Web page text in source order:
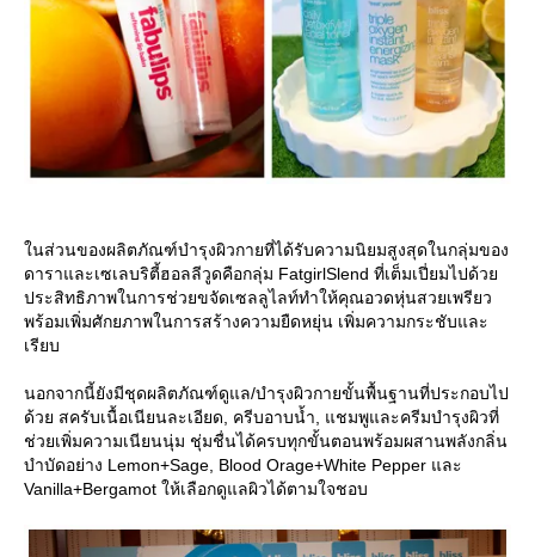
นส่วนของผลิตภัณฑ์บำรุงผิวกายที่ได้รับความนิยมสูงสุดในกลุ่มของ
ดาราและเซเลบริตี้ฮอลลีวูดคือกลุ่ม FatgirlSlend ที่เต็มเปี่ยมไปด้ว
ประสิทธิภาพในการช่วยขจัดเซลลูไลท์ทำให้คุณอวดหุ่นสวยเพรียว
พร้อมเพิ่มศักยภาพในการสร้างความยืดหยุ่น เพิ่มความกระชับและ
เรียบ
นอกจากนี้ยังมีชุดผลิตภัณฑ์ดูแล/บำรุงผิวกายขั้นพื้นฐานที่ประกอบไป
ด้วย สครับเนื้อเนียนละเอียด, ครีบอาบน้ำ, แชมพูและครีมบำรุงผิวที่
ช่วยเพิ่มความเนียนนุ่ม ชุ่มชื่นได้ครบทุกขั้นตอนพร้อมผสานพลังกลิ่น
บำบัดอย่าง Lemon+Sage, Blood Orage+White Pepper และ
Vanilla+Bergamot ให้เลือกดูแลผิวได้ตามใจชอบ